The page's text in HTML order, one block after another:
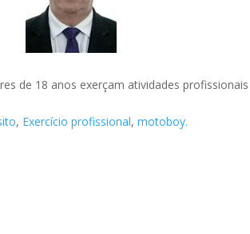
de 18 anos exerçam atividades
, Exercício profissional,motoboy.